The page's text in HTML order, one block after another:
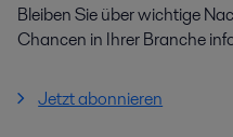
Bleiben Sie über wichtige
Chancen in Ihrer Branche
Jetzt abonnieren